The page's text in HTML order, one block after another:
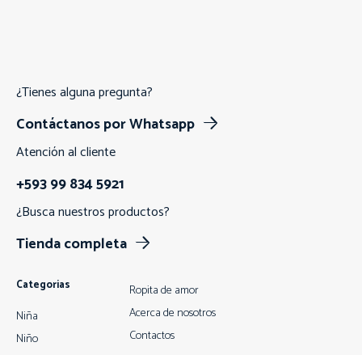
¿Tienes alguna pregunta?
Contáctanos por Whatsapp
Atención al cliente
+593 99 834 5921
¿Busca nuestros productos?
Tienda completa
Ropita de amor
Acerca de nosotros
Contactos
Categorias
Niña
Niño